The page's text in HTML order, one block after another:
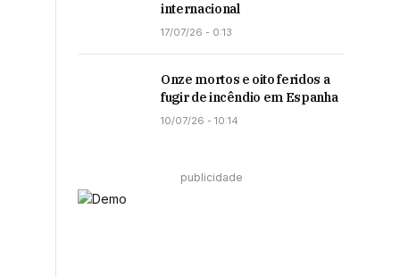
internacional
17/07/26 - 0:13
Onze mortos e oito feridos a
fugir de incêndio em Espanha
10/07/26 - 10:14
publicidade